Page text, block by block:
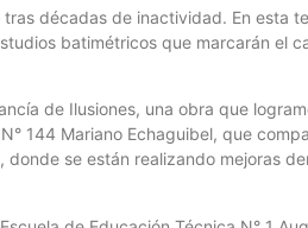
décadas de inactividad. En esta
batimétricos que marcarán el
de Ilusiones, una obra que
144 Mariano Echaguibel, que
se están realizando mejoras